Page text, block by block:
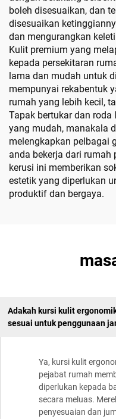
boleh disesuaikan, dan
disesuaikan
dan mengurangkan
Kulit premium yang
kepada persekitaran
lama dan mudah untuk
mempunyai rekabentuk
rumah yang lebih kecil,
Tapak bertukar dan
yang mudah, manakala
melengkapkan pelbagai
anda bekerja dari rumah
kerusi ini memberikan
estetik yang diperlukan
produktif dan bergaya.
Adakah kursi kulit
sesuai untuk penggunaan
Ya, kursi kulit
pejabat rumah
diperlukan kepada
secara meluas.
penyesuaian dan